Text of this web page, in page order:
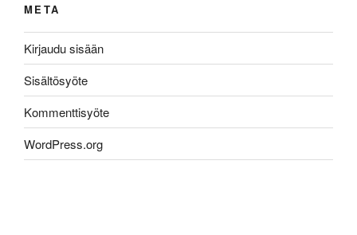
META
Kirjaudu sisään
Sisältösyöte
Kommenttisyöte
WordPress.org